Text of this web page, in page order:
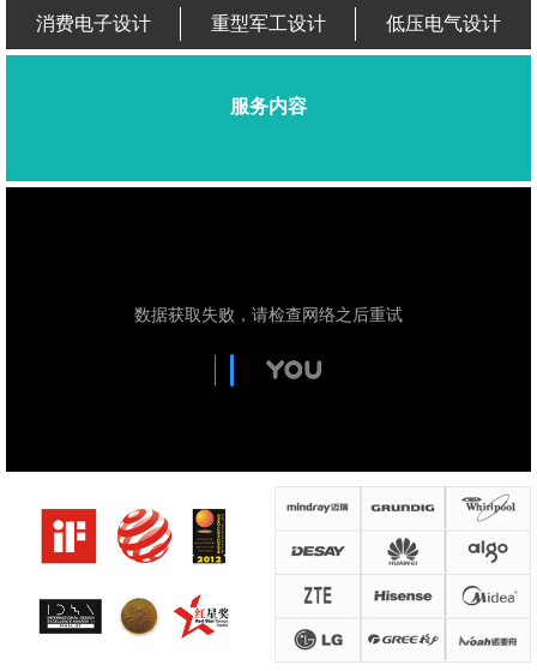
消费电子设计 重型军工设计 低压电气设计
服务内容